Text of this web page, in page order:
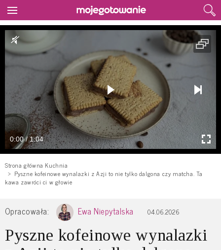
0:00 / 1:04
Strona główna Kuchnia
Pyszne kofeinowe wynalazki z Azji to nie tylko dalgona czy matcha. Ta
kawa zawróci ci w głowie
Opracowała: Ewa Niepytalska 04.06.2026
Pyszne kofeinowe wynalazki